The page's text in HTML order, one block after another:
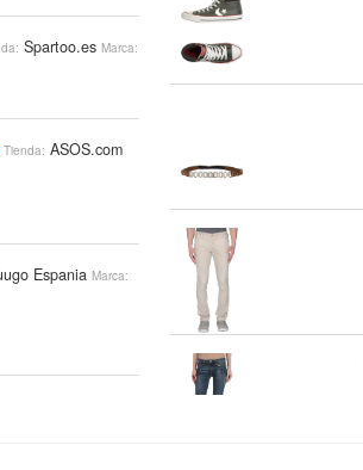
Spartoo.esMarca:
Tienda: ASOS.com
EspaniaMarca: